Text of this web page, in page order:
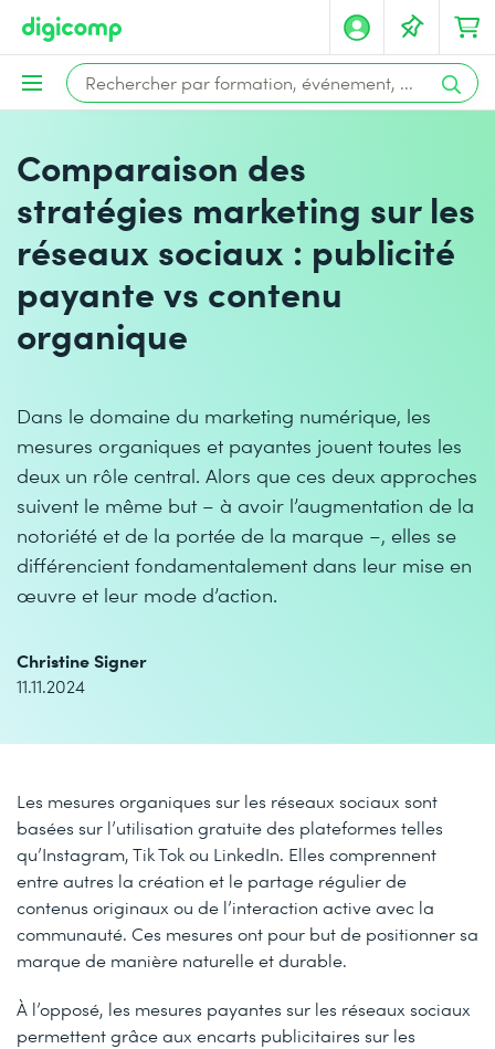
Comparaison des
stratégies marketing sur les
réseaux sociaux : publicité
payante vs contenu
organique
Dans le domaine du marketing numérique, les
mesures organiques et payantes jouent toutes les
deux un rôle central. Alors que ces deux approches
suivent le même but – à avoir l’augmentation de la
notoriété et de la portée de la marque –, elles se
différencient fondamentalement dans leur mise en
œuvre et leur mode d’action.
Christine Signer
11.11.2024
Les mesures organiques sur les réseaux sociaux sont
basées sur l’utilisation gratuite des plateformes telles
qu’Instagram, Tik Tok ou LinkedIn. Elles comprennent
entre autres la création et le partage régulier de
contenus originaux ou de l’interaction active avec la
communauté. Ces mesures ont pour but de positionner sa
marque de manière naturelle et durable.
À l’opposé, les mesures payantes sur les réseaux sociaux
permettent grâce aux encarts publicitaires sur les